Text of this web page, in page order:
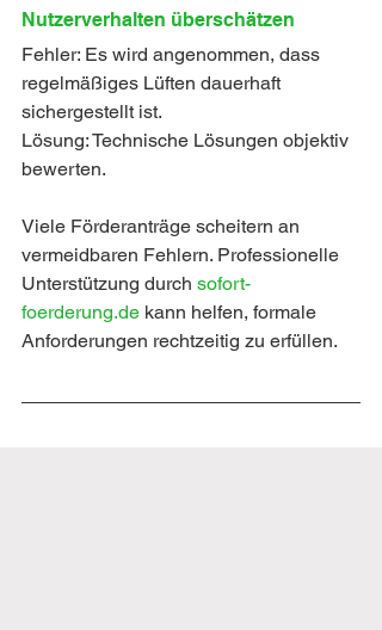
Nutzerverhalten überschätzen
Fehler: Es wird angenommen, dass
regelmäßiges Lüften dauerhaft
sichergestellt ist.
Lösung: Technische Lösungen objektiv
bewerten.
Viele Förderanträge scheitern an
vermeidbaren Fehlern. Professionelle
Unterstützung durch sofort-
foerderung.de kann helfen, formale
Anforderungen rechtzeitig zu erfüllen.